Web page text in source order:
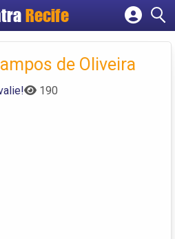
Recife
Cadastrar empresa
Criar contade Oliveira
190